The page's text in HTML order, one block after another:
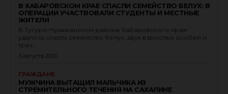
В ХАБАРОВСКОМ КРАЕ СПАСЛИ СЕМЕЙСТВО БЕЛУХ: В
ОПЕРАЦИИ УЧАСТВОВАЛИ СТУДЕНТЫ И МЕСТНЫЕ
ЖИТЕЛИ
В Тугуро-Чумиканском районе Хабаровского края
удалось спасти семейство белух, двух взрослых особей и
трёх...
3 августа 2026
ГРАЖДАНЕ
МУЖЧИНА ВЫТАЩИЛ МАЛЬЧИКА ИЗ
СТРЕМИТЕЛЬНОГО ТЕЧЕНИЯ НА САХАЛИНЕ